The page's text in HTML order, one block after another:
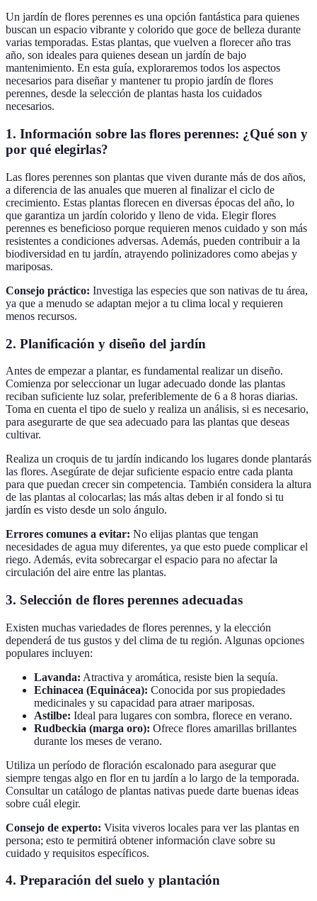
Un jardín de flores perennes es una opción fantástica para quienes
buscan un espacio vibrante y colorido que goce de belleza durante
varias temporadas. Estas plantas, que vuelven a florecer año tras
año, son ideales para quienes desean un jardín de bajo
mantenimiento. En esta guía, exploraremos todos los aspectos
necesarios para diseñar y mantener tu propio jardín de flores
perennes, desde la selección de plantas hasta los cuidados
necesarios.
1. Información sobre las flores perennes: ¿Qué son y
por qué elegirlas?
Las flores perennes son plantas que viven durante más de dos años,
a diferencia de las anuales que mueren al finalizar el ciclo de
crecimiento. Estas plantas florecen en diversas épocas del año, lo
que garantiza un jardín colorido y lleno de vida. Elegir flores
perennes es beneficioso porque requieren menos cuidado y son más
resistentes a condiciones adversas. Además, pueden contribuir a la
biodiversidad en tu jardín, atrayendo polinizadores como abejas y
mariposas.
Consejo práctico: Investiga las especies que son nativas de tu área,
ya que a menudo se adaptan mejor a tu clima local y requieren
menos recursos.
2. Planificación y diseño del jardín
Antes de empezar a plantar, es fundamental realizar un diseño.
Comienza por seleccionar un lugar adecuado donde las plantas
reciban suficiente luz solar, preferiblemente de 6 a 8 horas diarias.
Toma en cuenta el tipo de suelo y realiza un análisis, si es necesario,
para asegurarte de que sea adecuado para las plantas que deseas
cultivar.
Realiza un croquis de tu jardín indicando los lugares donde plantarás
las flores. Asegúrate de dejar suficiente espacio entre cada planta
para que puedan crecer sin competencia. También considera la altura
de las plantas al colocarlas; las más altas deben ir al fondo si tu
jardín es visto desde un solo ángulo.
Errores comunes a evitar: No elijas plantas que tengan
necesidades de agua muy diferentes, ya que esto puede complicar el
riego. Además, evita sobrecargar el espacio para no afectar la
circulación del aire entre las plantas.
3. Selección de flores perennes adecuadas
Existen muchas variedades de flores perennes, y la elección
dependerá de tus gustos y del clima de tu región. Algunas opciones
populares incluyen:
Lavanda: Atractiva y aromática, resiste bien la sequía.
Echinacea (Equinácea): Conocida por sus propiedades
medicinales y su capacidad para atraer mariposas.
Astilbe: Ideal para lugares con sombra, florece en verano.
Rudbeckia (marga oro): Ofrece flores amarillas brillantes
durante los meses de verano.
Utiliza un período de floración escalonado para asegurar que
siempre tengas algo en flor en tu jardín a lo largo de la temporada.
Consultar un catálogo de plantas nativas puede darte buenas ideas
sobre cuál elegir.
Consejo de experto: Visita viveros locales para ver las plantas en
persona; esto te permitirá obtener información clave sobre su
cuidado y requisitos específicos.
4. Preparación del suelo y plantación